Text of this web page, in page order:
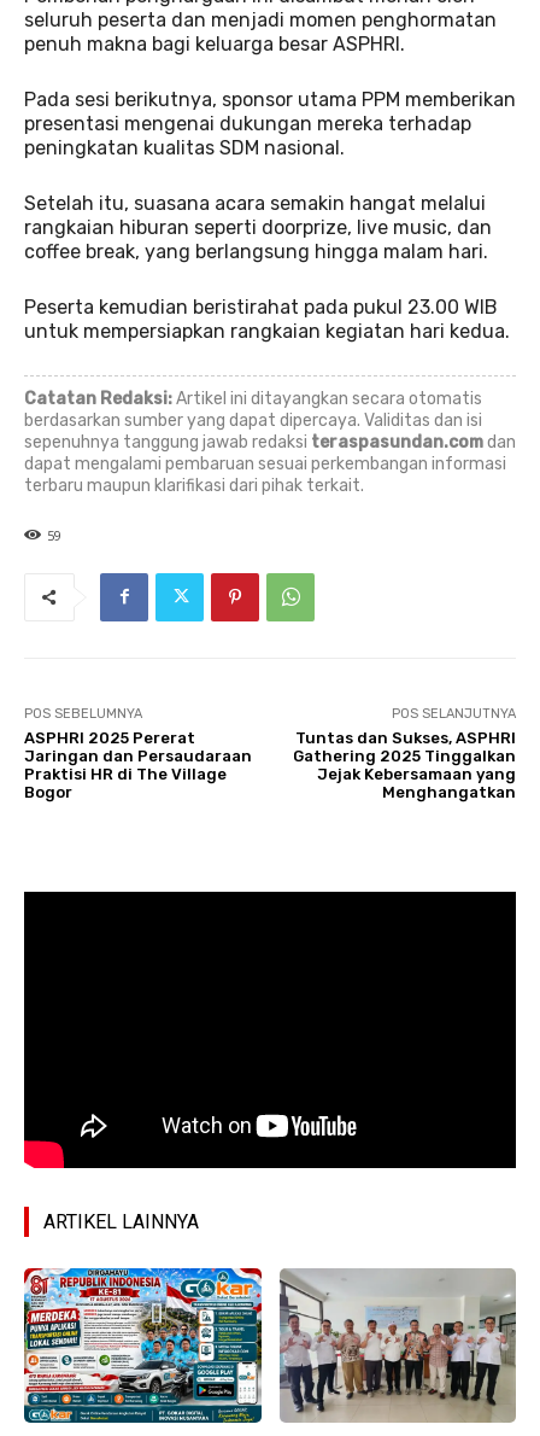
seluruh peserta dan menjadi momen penghormatan
penuh makna bagi keluarga besar ASPHRI.
Pada sesi berikutnya, sponsor utama PPM memberikan
presentasi mengenai dukungan mereka terhadap
peningkatan kualitas SDM nasional.
Setelah itu, suasana acara semakin hangat melalui
rangkaian hiburan seperti doorprize, live music, dan
coffee break, yang berlangsung hingga malam hari.
Peserta kemudian beristirahat pada pukul 23.00 WIB
untuk mempersiapkan rangkaian kegiatan hari kedua.
Catatan Redaksi:Artikel ini ditayangkan secara otomatis
berdasarkan sumber yang dapat dipercaya. Validitas dan isi
sepenuhnya tanggung jawab redaksi teraspasundan.comdan
dapat mengalami pembaruan sesuai perkembangan informasi
terbaru maupun klarifikasi dari pihak terkait.
59
POS SEBELUMNYA
ASPHRI 2025 Pererat
Jaringan dan Persaudaraan
Praktisi HR di The Village
Bogor
POS SELANJUTNYA
Tuntas dan Sukses, ASPHRI
Gathering 2025 Tinggalkan
Jejak Kebersamaan yang
Menghangatkan
ARTIKEL LAINNYA